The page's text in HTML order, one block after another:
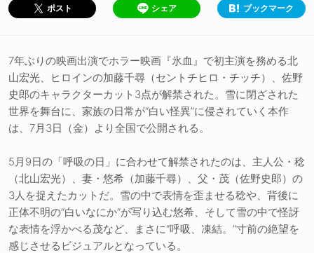
ポスト シェア ブックマーク
7年ぶりの映画出演でホラー映画『氷血』で初主演を務める北
山宏光、ヒロインの加藤千尋（セントチヒロ・チッチ）、佐野
史郎のキャラクターカット3点が解禁された。雪に閉ざされた
世界を舞台に、家族の日常が“白い怪異”に侵されていく本作
は、7月3日（金）より全国で公開される。
5月9日の「呼吸の日」に合わせて解禁されたのは、主人公・稔
（北山宏光）、妻・悠希（加藤千尋）、父・茂（佐野史郎）の
3人を捉えたカットだ。雪の中で表情を歪ませる稔や、背後に
正体不明の“白いなにか”が写り込む悠希、そして雪の中で怪訝
な表情を浮かべる茂など、まさに“呼吸、凍結。”寸前の絶望を
感じさせるビジュアルとなっている。